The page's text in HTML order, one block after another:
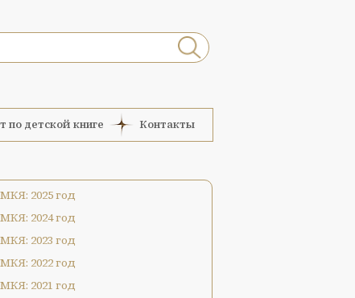
по детской книге Контакты
2025 год
2024 год
2023 год
2022 год
2021 год